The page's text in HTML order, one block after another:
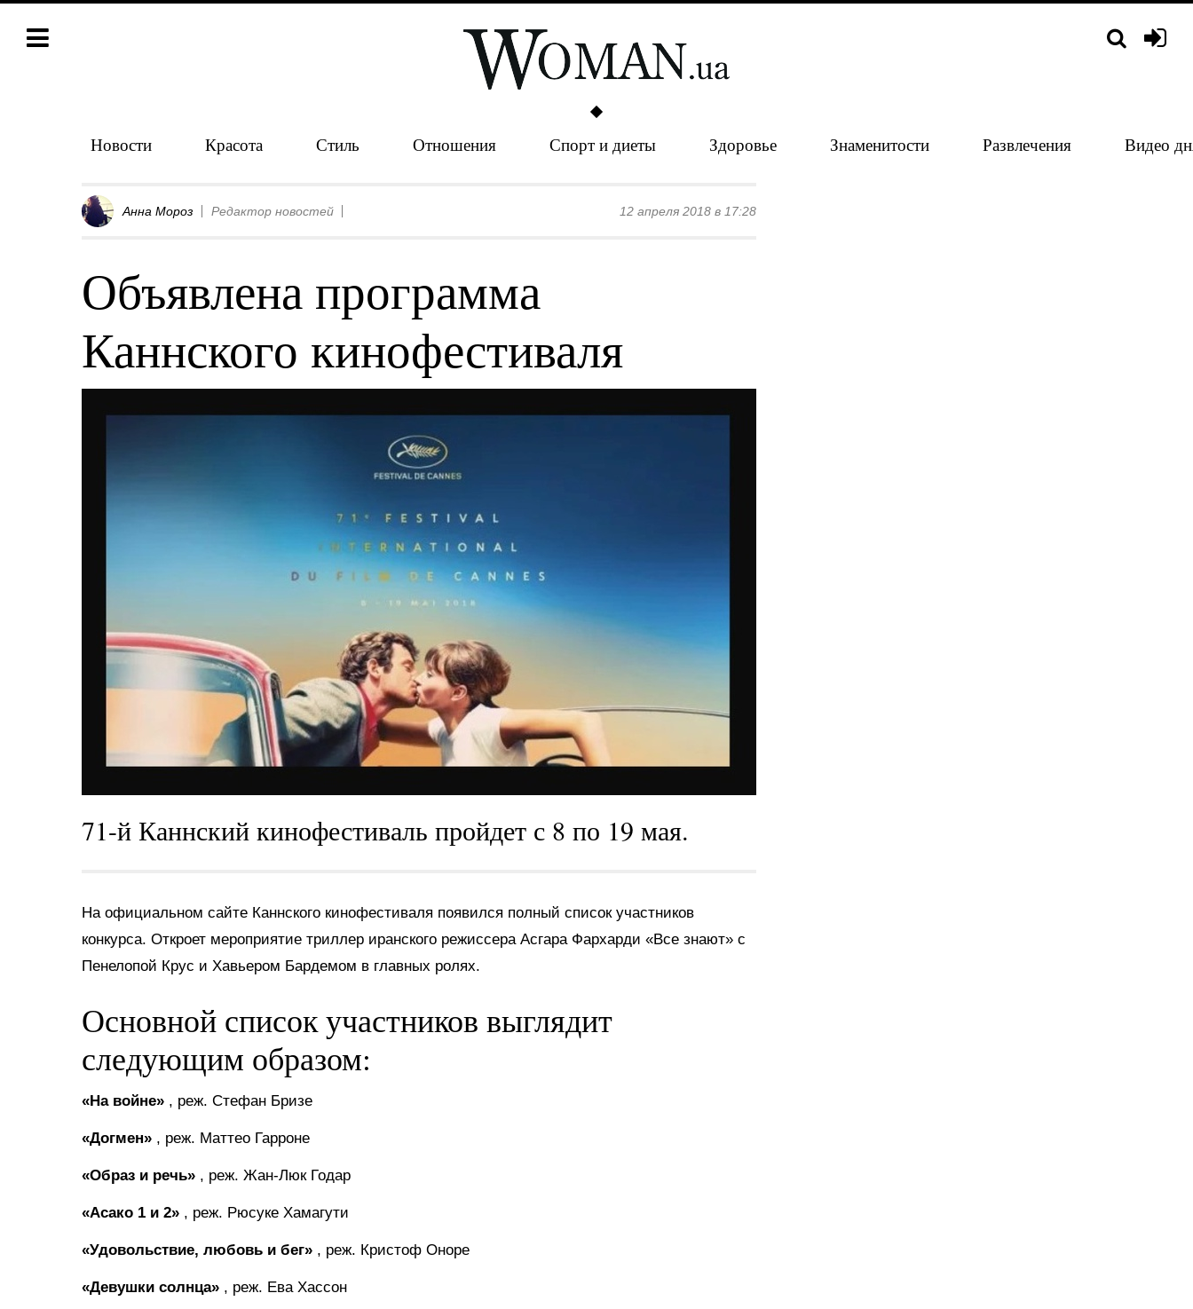
Новости Красота Стиль Отношения Спорт и диеты Здоровье Знаменитости Развлечения Видео
Анна Мороз Редактор новостей 12 апреля 2018 в 17:28
Объявлена программа
Каннского кинофестиваля
71-й Каннский кинофестиваль пройдет с 8 по 19 мая.
На официальном сайте Каннского кинофестиваля появился полный список участников
конкурса. Откроет мероприятие триллер иранского режиссера Асгара Фархарди «Все знают» с
Пенелопой Крус и Хавьером Бардемом в главных ролях.
Основной список участников выглядит
следующим образом:
«На войне» , реж. Стефан Бризе
«Догмен» , реж. Маттео Гарроне
«Образ и речь» , реж. Жан-Люк Годар
«Асако 1 и 2» , реж. Рюсуке Хамагути
«Удовольствие, любовь и бег» , реж. Кристоф Оноре
«Девушки солнца» , реж. Ева Хассон